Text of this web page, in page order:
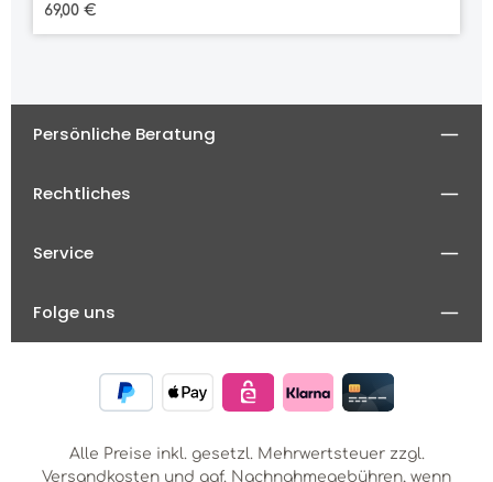
Regulärer Preis:
69,00 €
Persönliche Beratung
Rechtliches
Service
Folge uns
Alle Preise inkl. gesetzl. Mehrwertsteuer zzgl.
Versandkosten und ggf. Nachnahmegebühren, wenn